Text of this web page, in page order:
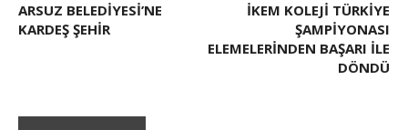
ARSUZ BELEDIYESI’NE
KARDEŞ ŞEHIR
İKEM KOLEJİ TÜRKİYE
ŞAMPİYONASI
ELEMELERİNDEN BAŞARI İLE
DÖNDÜ